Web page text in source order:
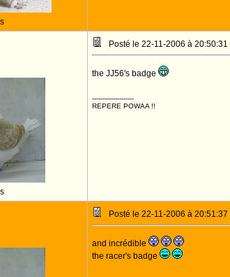
Posté le 22-11-2006 à 20:50:31
the JJ56's badge
--------------------
REPERE POWAA !!
Posté le 22-11-2006 à 20:51:37
and incrédible
the racer's badge